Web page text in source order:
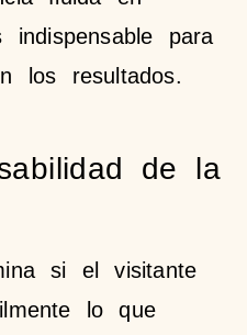
indispensable para
los resultados.
de la
si el visitante
lo que